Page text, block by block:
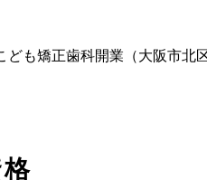
ども矯正歯科開業（大阪市北